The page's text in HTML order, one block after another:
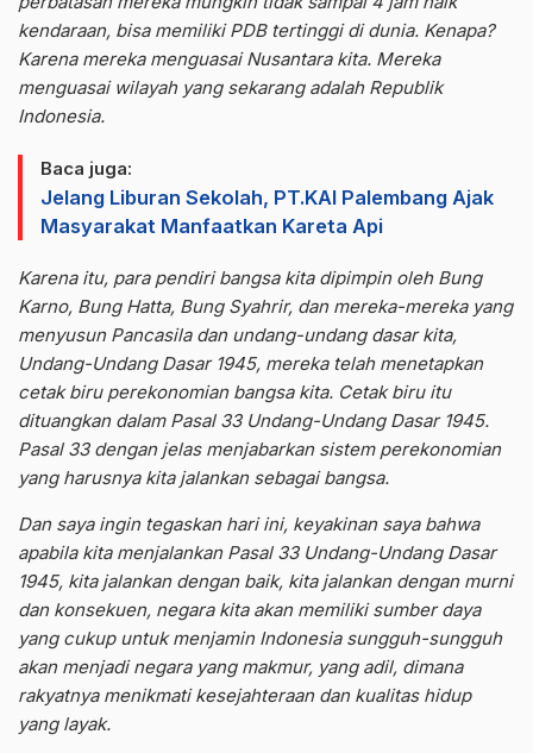
kendaraan, bisa memiliki PDB tertinggi di dunia. Kenapa?
Karena mereka menguasai Nusantara kita. Mereka
menguasai wilayah yang sekarang adalah Republik
Indonesia.
Baca juga:
Jelang Liburan Sekolah, PT.KAI Palembang Ajak
Masyarakat Manfaatkan Kareta Api
Karena itu, para pendiri bangsa kita dipimpin oleh Bung
Karno, Bung Hatta, Bung Syahrir, dan mereka-mereka yang
menyusun Pancasila dan undang-undang dasar kita,
Undang-Undang Dasar 1945, mereka telah menetapkan
cetak biru perekonomian bangsa kita. Cetak biru itu
dituangkan dalam Pasal 33 Undang-Undang Dasar 1945.
Pasal 33 dengan jelas menjabarkan sistem perekonomian
yang harusnya kita jalankan sebagai bangsa.
Dan saya ingin tegaskan hari ini, keyakinan saya bahwa
apabila kita menjalankan Pasal 33 Undang-Undang Dasar
1945, kita jalankan dengan baik, kita jalankan dengan murni
dan konsekuen, negara kita akan memiliki sumber daya
yang cukup untuk menjamin Indonesia sungguh-sungguh
akan menjadi negara yang makmur, yang adil, dimana
rakyatnya menikmati kesejahteraan dan kualitas hidup
yang layak.